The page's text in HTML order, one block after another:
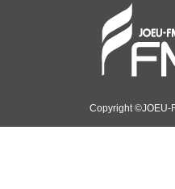
Copyright ©JOEU-